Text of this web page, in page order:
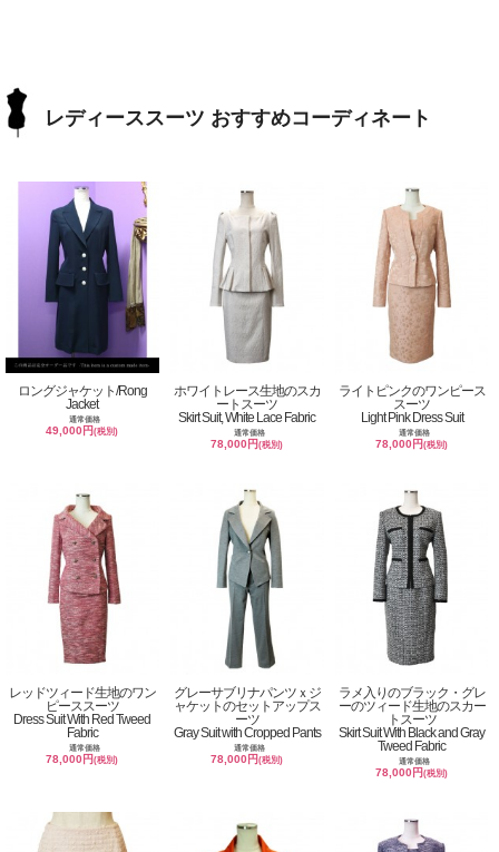
レディーススーツ おすすめコーディネート
ロングジャケット/Rong
Jacket
通常価格
49,000円(税別)
ホワイトレース生地のスカ
ートスーツ
Skirt Suit, White Lace Fabric
通常価格
78,000円(税別)
ライトピンクのワンピース
スーツ
Light Pink Dress Suit
通常価格
78,000円(税別)
レッドツィード生地のワン
ピーススーツ
Dress Suit With Red Tweed
Fabric
通常価格
78,000円(税別)
グレーサブリナパンツｘジ
ャケットのセットアップス
ーツ
Gray Suit with Cropped Pants
通常価格
78,000円(税別)
ラメ入りのブラック・グレ
ーのツィード生地のスカー
トスーツ
Skirt Suit With Black and Gray
Tweed Fabric
通常価格
78,000円(税別)